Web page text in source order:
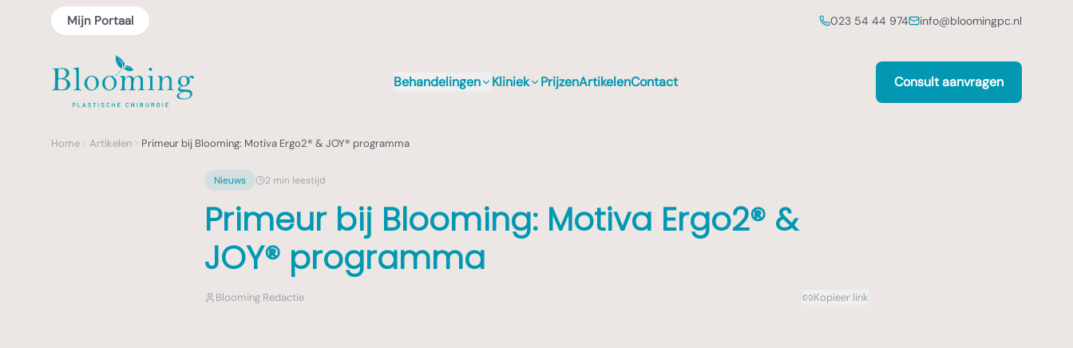
Mijn Portaal 023 54 44 974 info@bloomingpc.nl
Behandelingen Kliniek PrijzenArtikelenContact Consult aanvragen
Home Artikelen Primeur bij Blooming: Motiva Ergo2® & JOY® programma
Nieuws 2 min leestijd
Primeur bij Blooming: Motiva Ergo2® &
JOY® programma
Blooming Redactie Kopieer link